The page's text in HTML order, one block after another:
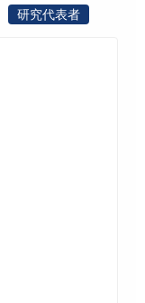
研究代表者